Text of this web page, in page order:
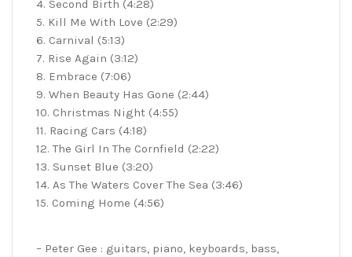
4. Second Birth (4:28)
5. Kill Me With Love (2:29)
6. Carnival (5:13)
7. Rise Again (3:12)
8. Embrace (7:06)
9. When Beauty Has Gone (2:44)
10. Christmas Night (4:55)
11. Racing Cars (4:18)
12. The Girl In The Cornfield (2:22)
13. Sunset Blue (3:20)
14. As The Waters Cover The Sea (3:46)
15. Coming Home (4:56)
– Peter Gee : guitars, piano, keyboards, bass,